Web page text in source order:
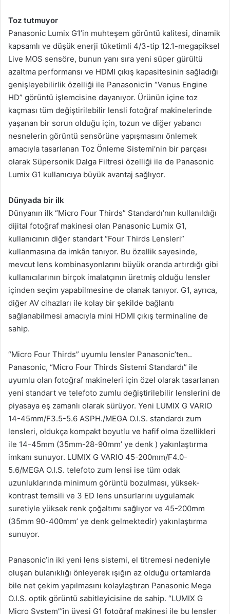
Toz tutmuyor
Panasonic Lumix G1’in muhteşem görüntü kalitesi, dinamik
kapsamlı ve düşük enerji tüketimli 4/3-tip 12.1-megapiksel
Live MOS sensöre, bunun yanı sıra yeni süper gürültü
azaltma performansı ve HDMI çıkış kapasitesinin sağladığı
genişleyebilirlik özelliği ile Panasonic’in “Venus Engine
HD” görüntü işlemcisine dayanıyor. Ürünün içine toz
kaçması tüm değiştirilebilir lensli fotoğraf makinelerinde
yaşanan bir sorun olduğu için, tozun ve diğer yabancı
nesnelerin görüntü sensörüne yapışmasını önlemek
amacıyla tasarlanan Toz Önleme Sistemi’nin bir parçası
olarak Süpersonik Dalga Filtresi özelliği ile de Panasonic
Lumix G1 kullanıcıya büyük avantaj sağlıyor.
Dünyada bir ilk
Dünyanın ilk “Micro Four Thirds” Standardı’nın kullanıldığı
dijital fotoğraf makinesi olan Panasonic Lumix G1,
kullanıcının diğer standart “Four Thirds Lensleri”
kullanmasına da imkân tanıyor. Bu özellik sayesinde,
mevcut lens kombinasyonlarını büyük oranda artırdığı gibi
kullanıcılarının birçok imalatçının üretmiş olduğu lensler
içinden seçim yapabilmesine de olanak tanıyor. G1, ayrıca,
diğer AV cihazları ile kolay bir şekilde bağlantı
sağlanabilmesi amacıyla mini HDMI çıkış terminaline de
sahip.
“Micro Four Thirds” uyumlu lensler Panasonic’ten..
Panasonic, “Micro Four Thirds Sistemi Standardı” ile
uyumlu olan fotoğraf makineleri için özel olarak tasarlanan
yeni standart ve telefoto zumlu değiştirilebilir lenslerini de
piyasaya eş zamanlı olarak sürüyor. Yeni LUMIX G VARIO
14-45mm/F3.5-5.6 ASPH./MEGA O.I.S. standardı zum
lensleri, oldukça kompakt boyutlu ve hafif olma özellikleri
ile 14-45mm (35mm-28-90mm’ ye denk ) yakınlaştırma
imkanı sunuyor. LUMIX G VARIO 45-200mm/F4.0-
5.6/MEGA O.I.S. telefoto zum lensi ise tüm odak
uzunluklarında minimum görüntü bozulması, yüksek-
kontrast temsili ve 3 ED lens unsurlarını uygulamak
suretiyle yüksek renk çoğaltımı sağlıyor ve 45-200mm
(35mm 90-400mm’ ye denk gelmektedir) yakınlaştırma
sunuyor.
Panasonic’in iki yeni lens sistemi, el titremesi nedeniyle
oluşan bulanıklığı önleyerek ışığın az olduğu ortamlarda
bile net çekim yapılmasını kolaylaştıran Panasonic Mega
O.I.S. optik görüntü sabitleyicisine de sahip. “LUMIX G
Micro System”‘in üyesi G1 fotoğraf makinesi ile bu lensler